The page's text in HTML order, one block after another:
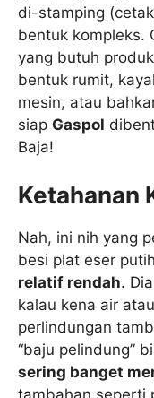
di-stamping
bentuk kompleks.
yang butuh
bentuk rumit,
mesin, atau
siap Gaspol
Baja!
Ketahanan
Nah, ini nih yang
besi plat eser
relatif rendah.
kalau kena air
perlindungan
“baju pelindung”
sering banget